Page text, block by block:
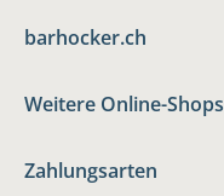
barhocker.ch
Weitere Online-Shops
Zahlungsarten